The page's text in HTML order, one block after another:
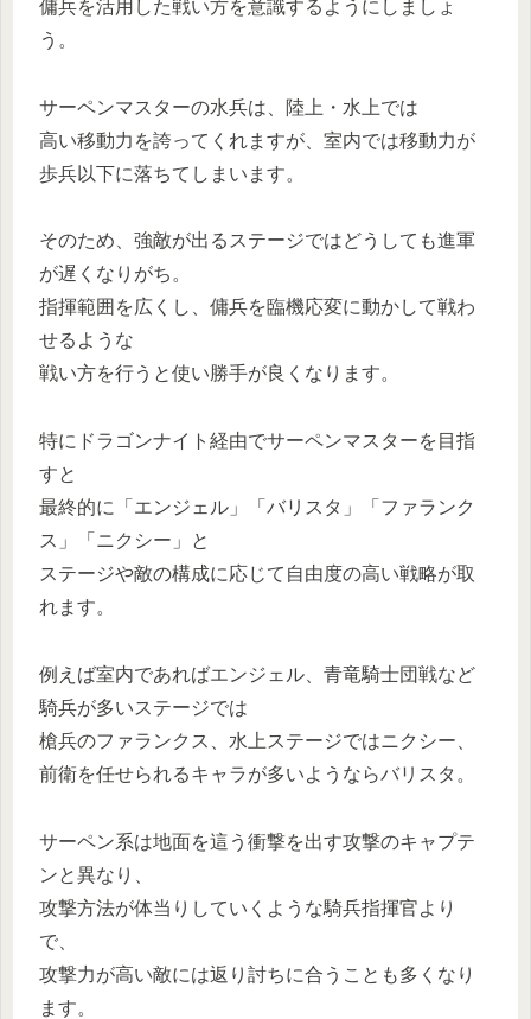
傭兵を活用した戦い方を意識するようにしましょ
う。
サーペンマスターの水兵は、陸上・水上では
高い移動力を誇ってくれますが、室内では移動力が
歩兵以下に落ちてしまいます。
そのため、強敵が出るステージではどうしても進軍
が遅くなりがち。
指揮範囲を広くし、傭兵を臨機応変に動かして戦わ
せるような
戦い方を行うと使い勝手が良くなります。
特にドラゴンナイト経由でサーペンマスターを目指
すと
最終的に「エンジェル」「バリスタ」「ファランク
ス」「ニクシー」と
ステージや敵の構成に応じて自由度の高い戦略が取
れます。
例えば室内であればエンジェル、青竜騎士団戦など
騎兵が多いステージでは
槍兵のファランクス、水上ステージではニクシー、
前衛を任せられるキャラが多いようならバリスタ。
サーペン系は地面を這う衝撃を出す攻撃のキャプテ
ンと異なり、
攻撃方法が体当りしていくような騎兵指揮官より
で、
攻撃力が高い敵には返り討ちに合うことも多くなり
ます。